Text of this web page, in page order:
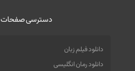
دسترسی صفحات
دانلود فیلم زبان
دانلود رمان انگلیسی